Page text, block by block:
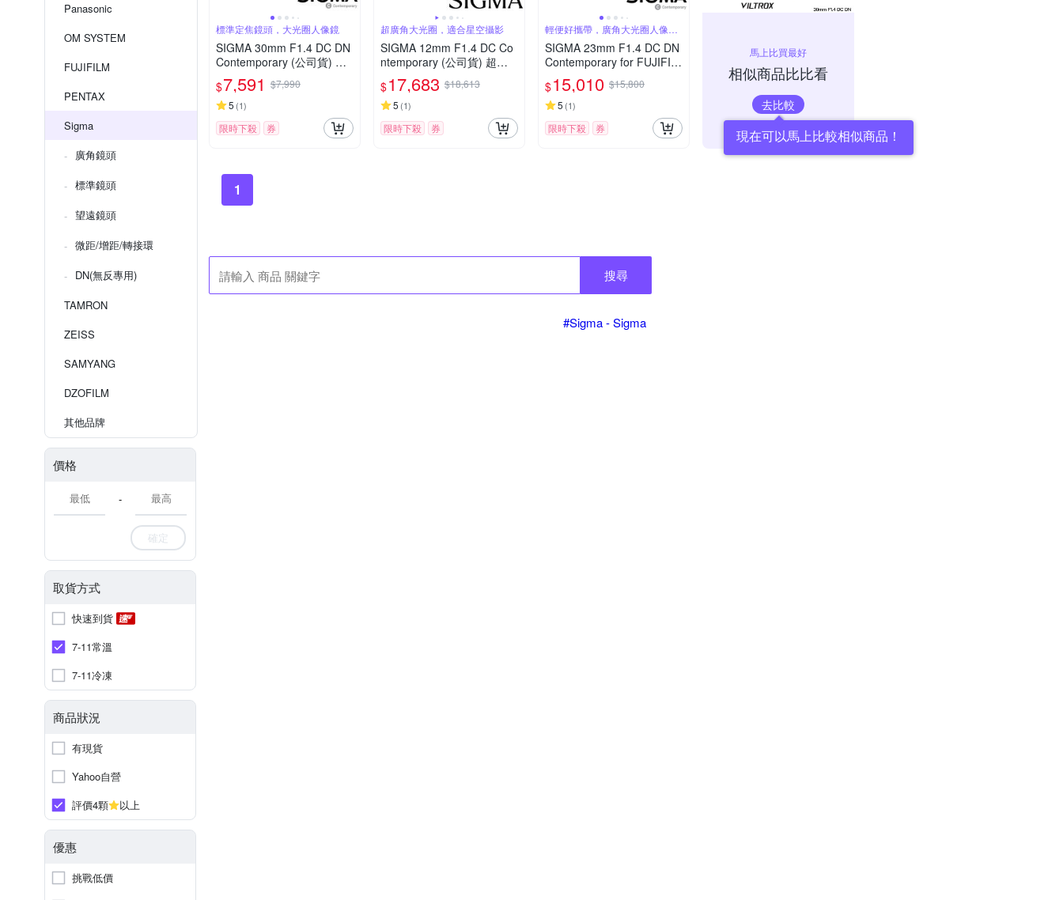
Panasonic
OM SYSTEM
FUJIFILM
PENTAX
Sigma
廣角鏡頭
標準鏡頭
望遠鏡頭
微距/增距/轉接環
DN(無反專用)
TAMRON
ZEISS
SAMYANG
DZOFILM
其他品牌
價格
-
確定
取貨方式
快速到貨
7-11常溫
7-11冷凍
商品狀況
有現貨
Yahoo自營
評價4顆
以上
優惠
挑戰低價
標準定焦鏡頭，大光圈人像鏡
SIGMA 30mm F1.4 DC DN
Contemporary (公司貨) 標
準大光圈定焦鏡頭 人像鏡 A
PS-C 無反微單眼專用鏡頭
$7,591 $7,990
5 (1)
限時下殺 券
超廣角大光圈，適合星空攝影
SIGMA 12mm F1.4 DC Co
ntemporary (公司貨) 超廣
角大光圈定焦鏡 星空鏡 AP
S-C 無反微單眼專用鏡頭
$17,683 $18,613
5 (1)
限時下殺 券
輕便好攜帶，廣角大光圈人像
鏡，美麗淺景深
SIGMA 23mm F1.4 DC DN
Contemporary for FUJIFIL
M X 富士接環 (公司貨) 廣角
大光圈定焦鏡 人像鏡 APS-
C 無反微單眼專用鏡頭
$15,010 $15,800
5 (1)
限時下殺 券
馬上比買最好
相似商品比比看
去比較
現在可以馬上比較相似商品！
1
搜尋
#Sigma - Sigma